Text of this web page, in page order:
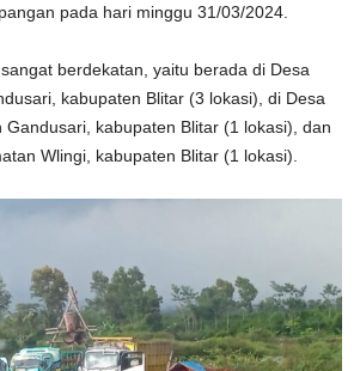
pada hari minggu 31/03/2024.
berdekatan, yaitu berada di Desa
kabupaten Blitar (3 lokasi), di Desa
Gandusari, kabupaten Blitar (1 lokasi), dan
Wlingi, kabupaten Blitar (1 lokasi).